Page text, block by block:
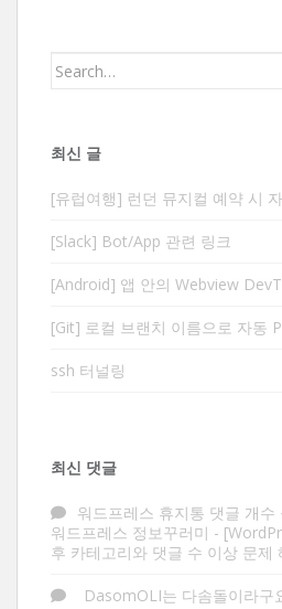
Search
최신 글
[유럽여행] 런던 뮤지컬 예약 시
[Slack] Bot/App 관련 링크
[Android] 앱 안의 Webview
[Git] 로컬 브랜치 이름으로 자동
ssh 터널링
최신 댓글
워드프레스 휴지통 댓글 개
워드프레스 정보꾸러미 -
후 카테고리와 댓글 수 이상 문제
DasomOLI는 다솜돌이라